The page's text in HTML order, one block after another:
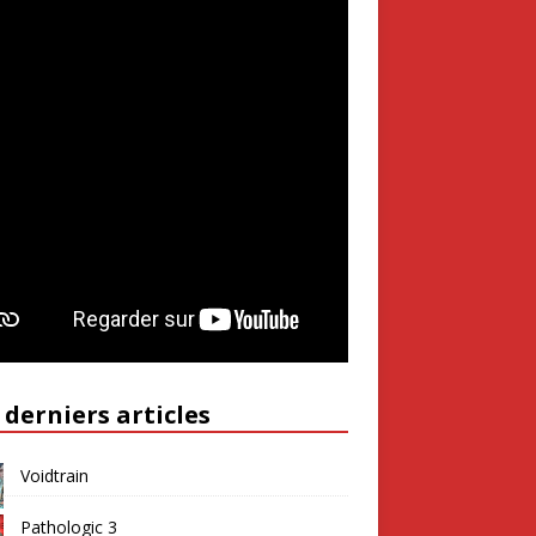
derniers articles
Voidtrain
Pathologic 3